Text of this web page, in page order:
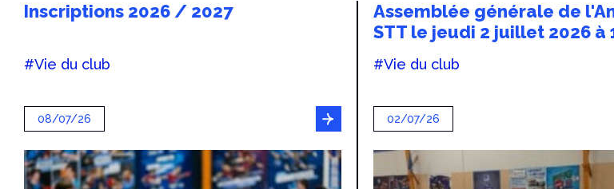
Inscriptions 2026 / 2027
#Vie du club
08/07/26
Assemblée générale de
STT le jeudi 2 juillet 2026 à
#Vie du club
02/07/26